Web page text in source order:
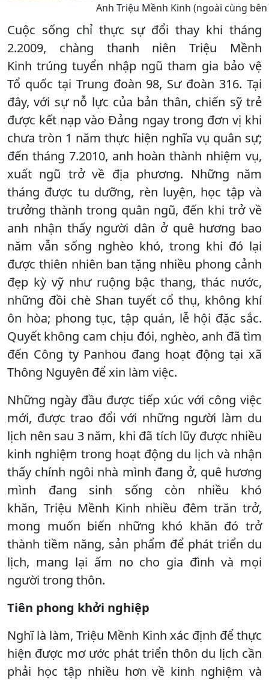
Anh Triệu Mềnh Kinh (ngoài cùng
Cuộc sống chỉ thực sự đổi thay khi tháng
2.2009, chàng thanh niên Triệu Mềnh
Kinh trúng tuyển nhập ngũ tham gia bảo vệ
Tổ quốc tại Trung đoàn 98, Sư đoàn 316. Tại
đây, với sự nỗ lực của bản thân, chiến sỹ trẻ
được kết nạp vào Đảng ngay trong đơn vị khi
chưa tròn 1 năm thực hiện nghĩa vụ quân sự;
đến tháng 7.2010, anh hoàn thành nhiệm vụ,
xuất ngũ trở về địa phương. Những năm
tháng được tu dưỡng, rèn luyện, học tập và
trưởng thành trong quân ngũ, đến khi trở về
anh nhận thấy người dân ở quê hương bao
năm vẫn sống nghèo khó, trong khi đó lại
được thiên nhiên ban tặng nhiều phong cảnh
đẹp kỳ vỹ như ruộng bậc thang, thác nước,
những đồi chè Shan tuyết cổ thụ, không khí
ôn hòa; phong tục, tập quán, lễ hội đặc sắc.
Quyết không cam chịu đói, nghèo, anh đã tìm
đến Công ty Panhou đang hoạt động tại xã
Thông Nguyên để xin làm việc.
Những ngày đầu được tiếp xúc với công việc
mới, được trao đổi với những người làm du
lịch nên sau 3 năm, khi đã tích lũy được nhiều
kinh nghiệm trong hoạt động du lịch và nhận
thấy chính ngôi nhà mình đang ở, quê hương
mình đang sinh sống còn nhiều khó
khăn, Triệu Mềnh Kinh nhiều đêm trăn trở,
mong muốn biến những khó khăn đó trở
thành tiềm năng, sản phẩm để phát triển du
lịch, mang lại ấm no cho gia đình và mọi
người trong thôn.
Tiên phong khởi nghiệp
Nghĩ là làm, Triệu Mềnh Kinh xác định để thực
hiện được mơ ước phát triển thôn du lịch cần
phải học tập nhiều hơn về kinh nghiệm và